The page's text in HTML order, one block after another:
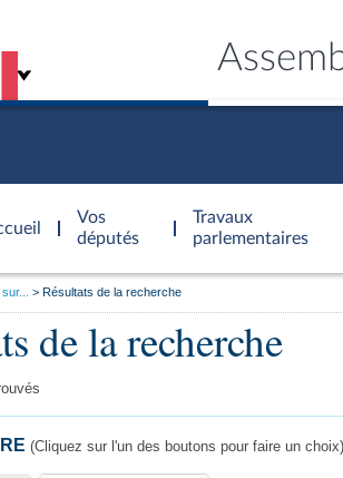
Vos
députés
Travaux
parlementaires
Résultats de la recherche
de la recherche
(Cliquez sur l'un des boutons pour faire un choix)